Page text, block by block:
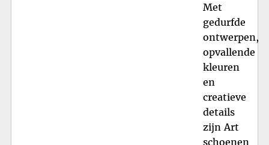
Met
gedurfde
ontwerpen,
opvallende
kleuren
en
creatieve
details
zijn Art
schoenen